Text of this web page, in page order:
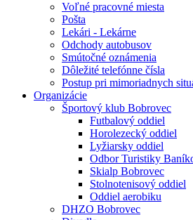
Voľné pracovné miesta
Pošta
Lekári - Lekárne
Odchody autobusov
Smútočné oznámenia
Dôležité telefónne čísla
Postup pri mimoriadnych
Organizácie
Športový klub Bobrovec
Futbalový oddiel
Horolezecký oddiel
Lyžiarsky oddiel
Odbor Turistiky
Skialp Bobrovec
Stolnotenisový oddiel
Oddiel aerobiku
DHZO Bobrovec